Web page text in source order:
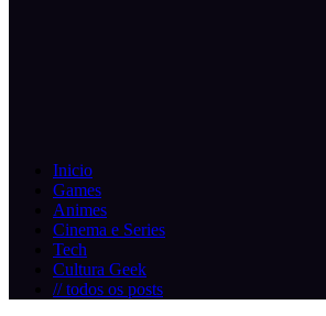
Inicio
Games
Animes
Cinema e Series
Tech
Cultura Geek
// todos os posts